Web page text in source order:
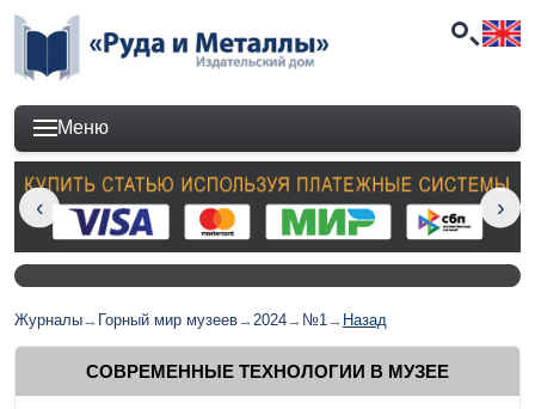
Меню
Журналы→ Горный мир музеев→2024→ №1→ Назад
СОВРЕМЕННЫЕ ТЕХНОЛОГИИ В МУЗЕЕ